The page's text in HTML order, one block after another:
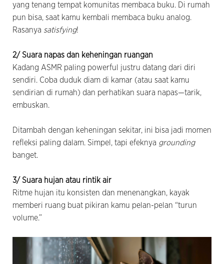
yang tenang tempat komunitas membaca buku. Di rumah
pun bisa, saat kamu kembali membaca buku analog.
Rasanya satisfying!
2/ Suara napas dan keheningan ruangan
Kadang ASMR paling powerful justru datang dari diri
sendiri. Coba duduk diam di kamar (atau saat kamu
sendirian di rumah) dan perhatikan suara napas—tarik,
embuskan.
Ditambah dengan keheningan sekitar, ini bisa jadi momen
refleksi paling dalam. Simpel, tapi efeknya grounding
banget.
3/ Suara hujan atau rintik air
Ritme hujan itu konsisten dan menenangkan, kayak
memberi ruang buat pikiran kamu pelan-pelan “turun
volume.”